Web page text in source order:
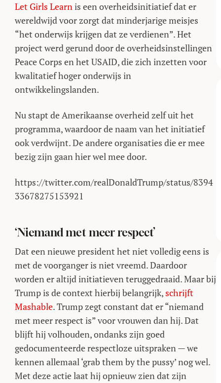
Let Girls Learnis een overheidsinitiatief dat er
wereldwijd voor zorgt dat minderjarige meisjes
“het onderwijs krijgen dat ze verdienen”. Het
project werd gerund door de overheidsinstellingen
Peace Corps en het USAID, die zich inzetten voor
kwalitatief hoger onderwijs in
ontwikkelingslanden.
Nu stapt de Amerikaanse overheid zelf uit het
programma, waardoor de naam van het initiatief
ook verdwijnt. De andere organisaties die er mee
bezig zijn gaan hier wel mee door.
https://twitter.com/realDonaldTrump/status/8394
33678275153921
‘Niemand met meer respect’
Dat een nieuwe president het niet volledig eens is
met de voorganger is niet vreemd. Daardoor
worden er altijd initiatieven teruggedraaid. Maar bij
Trump is de context hierbij belangrijk, schrijft
Mashable. Trump zegt constant dat er “niemand
met meer respect is” voor vrouwen dan hij. Dat
blijft hij volhouden, ondanks zijn goed
gedocumenteerde respectloze uitspraken—we
kennen allemaal ‘grab them by the pussy’ nog wel.
Met deze actie laat hij opnieuw zien dat zijn